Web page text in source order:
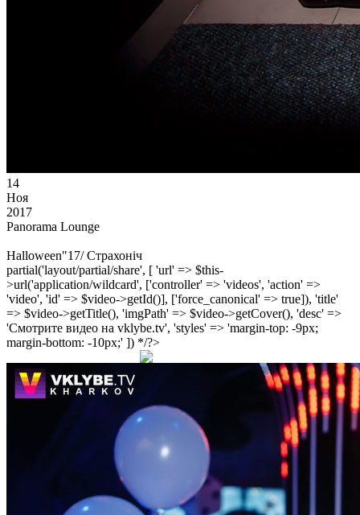
14
Ноя
2017
Panorama Lounge
Halloween"17/ Страхонiч
partial('layout/partial/share', [ 'url' => $this-
>url('application/wildcard', ['controller' => 'videos', 'action' =>
'video', 'id' => $video->getId()], ['force_canonical' => true]), 'title'
=> $video->getTitle(), 'imgPath' => $video->getCover(), 'desc' =>
'Смотрите видео на vklybe.tv', 'styles' => 'margin-top: -9px;
margin-bottom: -10px;' ]) */?>